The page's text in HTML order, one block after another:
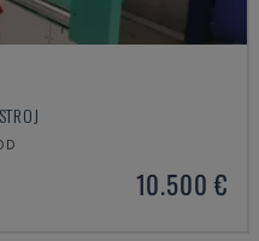
10.500 €